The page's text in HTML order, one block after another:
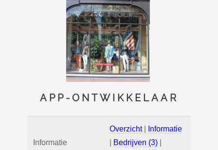
APP-ONTWIKKELAAR
Informatie
Overzicht|
Informatie
Bedrijven (3)